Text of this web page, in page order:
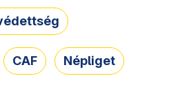
CAF Népliget